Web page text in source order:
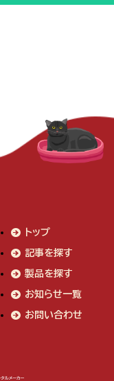
トップ
記事を探す
製品を探す
お知らせ一覧
お問い合わせ